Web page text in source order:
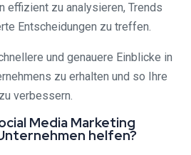
effizient zu analysieren, Trends
Entscheidungen zu treffen.
und genauere Einblicke in
zu erhalten und so Ihre
verbessern.
Media Marketing
helfen?